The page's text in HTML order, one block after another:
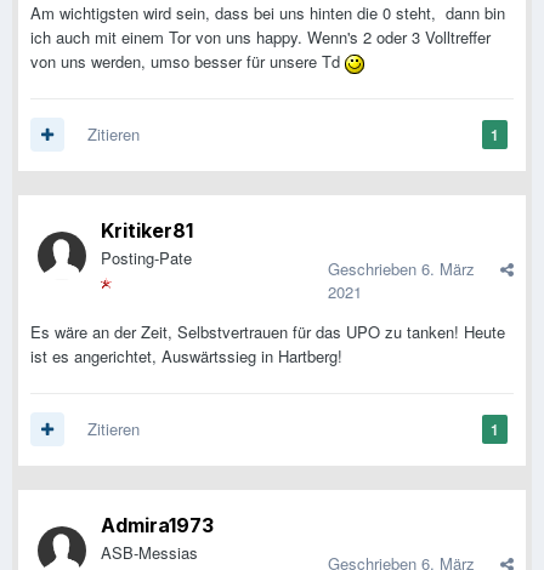
Am wichtigsten wird sein, dass bei uns hinten die 0 steht, dann bin
ich auch mit einem Tor von uns happy. Wenn's 2 oder 3 Volltreffer
von uns werden, umso besser für unsere Td
1
Zitieren
Kritiker81
Posting-Pate Geschrieben 6. März
2021
Es wäre an der Zeit, Selbstvertrauen für das UPO zu tanken! Heute
ist es angerichtet, Auswärtssieg in Hartberg!
1
Zitieren
Admira1973
ASB-Messias Geschrieben 6. März